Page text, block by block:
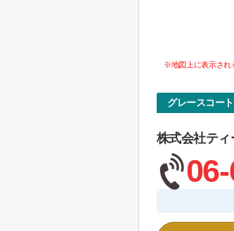
※地図上に表示され
グレースコー
株式会社ティ